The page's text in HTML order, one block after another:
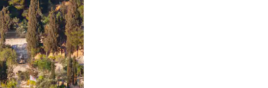
et en faisant glisser.